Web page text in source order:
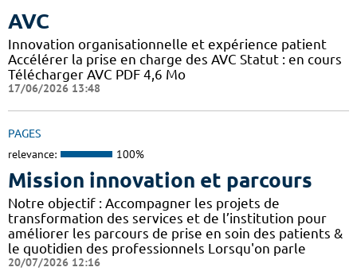
AVC
Innovation organisationnelle et expérience patient
Accélérer la prise en charge des AVC Statut : en cours
Télécharger AVC PDF 4,6 Mo
17/06/2026 13:48
PAGES
relevance: 100%
Mission innovation et parcours
Notre objectif : Accompagner les projets de
transformation des services et de l’institution pour
améliorer les parcours de prise en soin des patients &
le quotidien des professionnels Lorsqu'on parle
20/07/2026 12:16